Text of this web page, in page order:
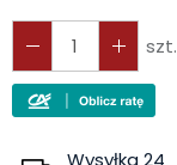
szt.
Wysyłka 24